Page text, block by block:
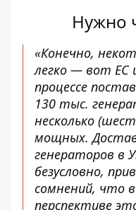
Нужно
«Конечно,
легко — вот ЕС
процессе
130 тыс.
несколько
мощных.
генераторов в
безусловно,
сомнений, что
перспективе